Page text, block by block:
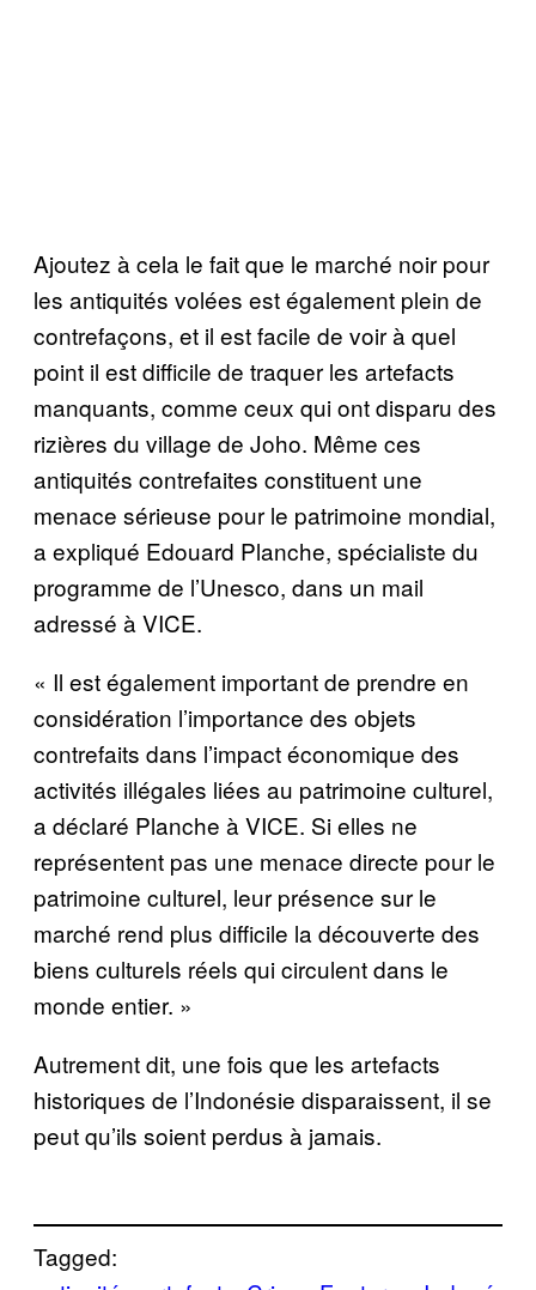
Ajoutez à cela le fait que le marché noir pour
les antiquités volées est également plein de
contrefaçons, et il est facile de voir à quel
point il est difficile de traquer les artefacts
manquants, comme ceux qui ont disparu des
rizières du village de Joho. Même ces
antiquités contrefaites constituent une
menace sérieuse pour le patrimoine mondial,
a expliqué Edouard Planche, spécialiste du
programme de l’Unesco, dans un mail
adressé à VICE.
« Il est également important de prendre en
considération l’importance des objets
contrefaits dans l’impact économique des
activités illégales liées au patrimoine culturel,
a déclaré Planche à VICE. Si elles ne
représentent pas une menace directe pour le
patrimoine culturel, leur présence sur le
marché rend plus difficile la découverte des
biens culturels réels qui circulent dans le
monde entier. »
Autrement dit, une fois que les artefacts
historiques de l’Indonésie disparaissent, il se
peut qu’ils soient perdus à jamais.
Tagged: